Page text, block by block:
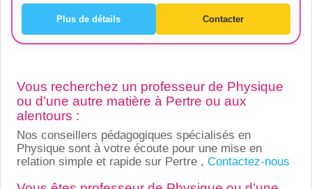
Plus de détails Contacter
Vous recherchez un professeur de Physique
ou d’une autre matière à Pertre ou aux
alentours :
Nos conseillers pédagogiques spécialisés en
Physique sont à votre écoute pour une mise en
relation simple et rapide sur Pertre , Contactez-nous